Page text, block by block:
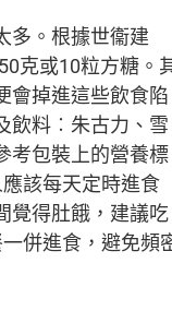
多。根據世衞建
克或10粒方糖。
會掉進這些飲食陷
飲料︰朱古力、雪
考包裝上的營養標
該每天定時進食
覺得肚餓，建議吃
併進食，避免頻